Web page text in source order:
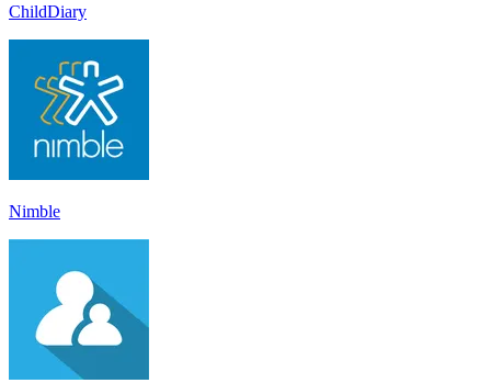
ChildDiary
Nimble